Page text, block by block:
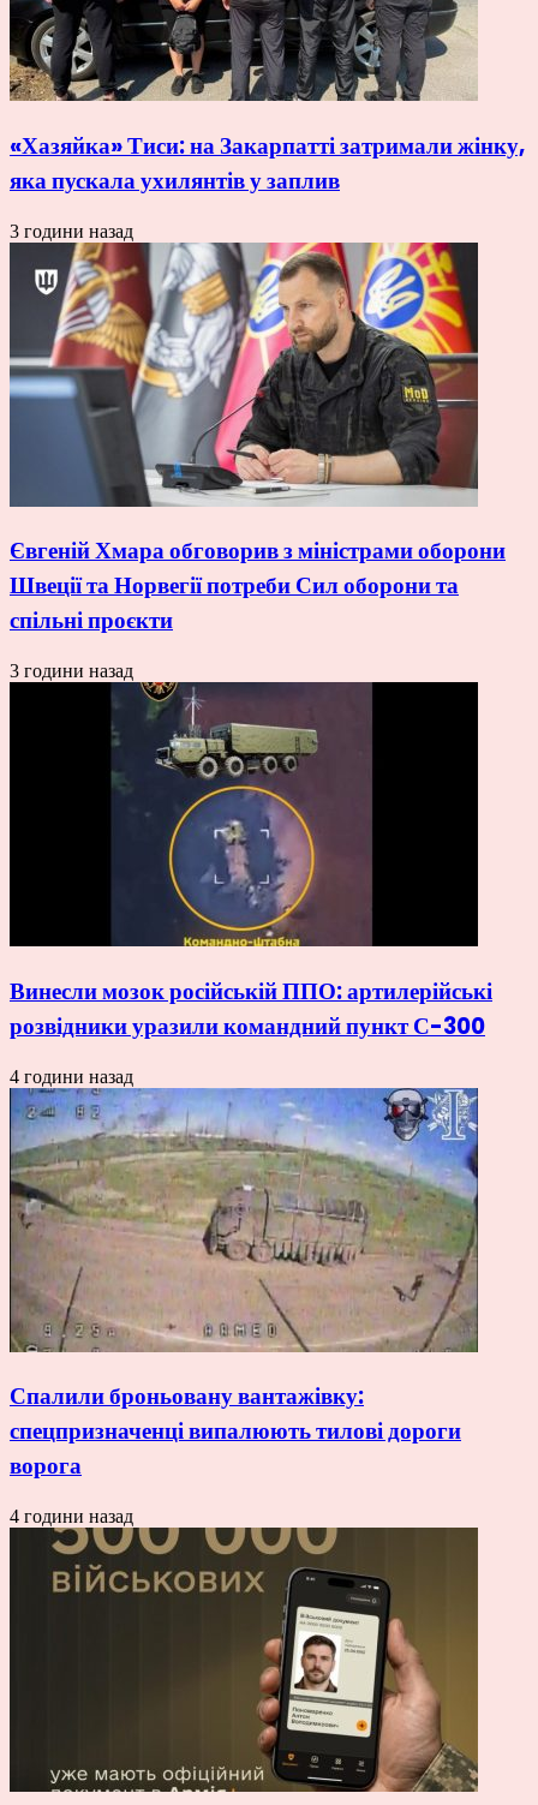
«Хазяйка» Тиси: на Закарпатті затримали жінку,
яка пускала ухилянтів у заплив
3 години назад
Євгеній Хмара обговорив з міністрами оборони
Швеції та Норвегії потреби Сил оборони та
спільні проєкти
3 години назад
Винесли мозок російській ППО: артилерійські
розвідники уразили командний пункт С-300
4 години назад
Спалили броньовану вантажівку:
спецпризначенці випалюють тилові дороги
ворога
4 години назад